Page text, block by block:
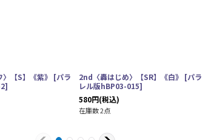
【S】《紫》 [パラ
]
2nd〈轟はじめ〉【SR】《白》 [パラ
レル版hBP03-015]
580円(税込)
在庫数 2点